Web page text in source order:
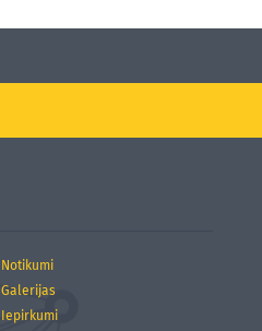
Notikumi
Galerijas
Iepirkumi